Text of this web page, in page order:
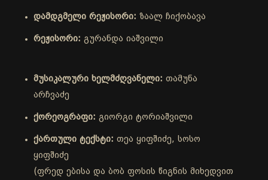
დამდგმელი რეჟისორი: ზაალ ჩიქობავა
რეჟისორი: გურანდა იაშვილი
მუსიკალური ხელმძღვანელი: თამუნა
არჩვაძე
ქორეოგრაფი: გიორგი ტორიაშვილი
ქართული ტექსტი: თეა ყიფშიძე, სოსო
ყიფშიძე
(ფრედ ებისა და ბობ ფოსის წიგნის მიხედვით